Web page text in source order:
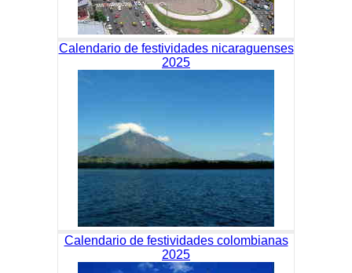
Calendario de festividades nicaraguenses
2025
Calendario de festividades colombianas
2025